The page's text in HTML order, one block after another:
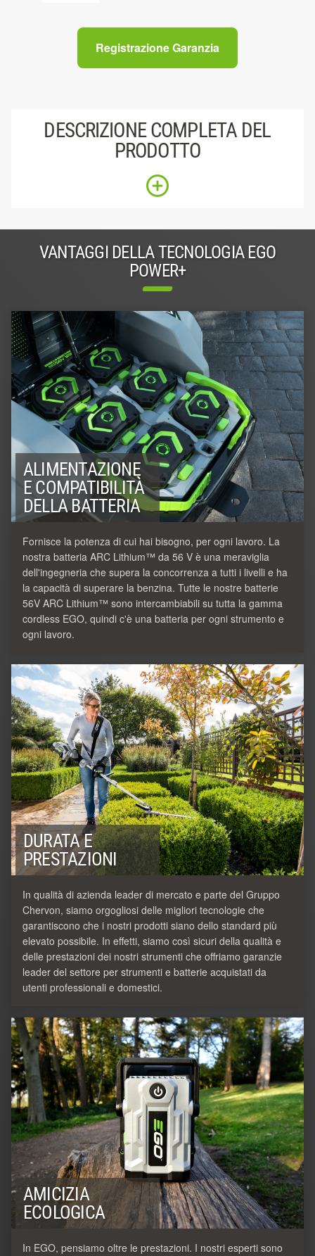
Registrazione Garanzia
DESCRIZIONE COMPLETA DEL
PRODOTTO
VANTAGGI DELLA TECNOLOGIA EGO
POWER+
ALIMENTAZIONE
E COMPATIBILITÀ
DELLA BATTERIA
Fornisce la potenza di cui hai bisogno, per ogni lavoro. La
nostra batteria ARC Lithium™ da 56 V è una meraviglia
dell'ingegneria che supera la concorrenza a tutti i livelli e ha
la capacità di superare la benzina. Tutte le nostre batterie
56V ARC Lithium™ sono intercambiabili su tutta la gamma
cordless EGO, quindi c'è una batteria per ogni strumento e
ogni lavoro.
DURATA E
PRESTAZIONI
In qualità di azienda leader di mercato e parte del Gruppo
Chervon, siamo orgogliosi delle migliori tecnologie che
garantiscono che i nostri prodotti siano dello standard più
elevato possibile. In effetti, siamo così sicuri della qualità e
delle prestazioni dei nostri strumenti che offriamo garanzie
leader del settore per strumenti e batterie acquistati da
utenti professionali e domestici.
AMICIZIA
ECOLOGICA
In EGO, pensiamo oltre le prestazioni. I nostri esperti sono